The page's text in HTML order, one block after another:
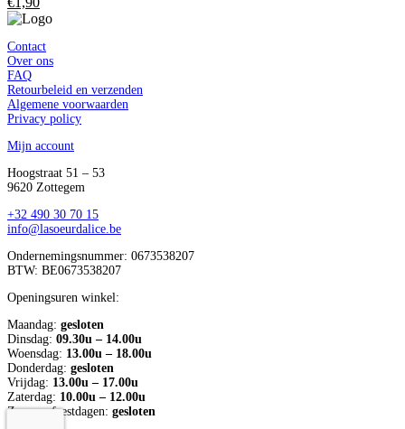
Contact
Over ons
FAQ
Retourbeleid en verzenden
Algemene voorwaarden
Privacy policy
Mijn account
Hoogstraat 51 – 53
9620 Zottegem
‭+32 490 30 70 15‬
info@lasoeurdalice.be
Ondernemingsnummer: 0673538207
BTW: BE0673538207
Openingsuren winkel:
Maandag: gesloten
Dinsdag: 09.30u – 14.00u
Woensdag: 13.00u – 18.00u
Donderdag: gesloten
Vrijdag: 13.00u – 17.00u
Zaterdag: 10.00u – 12.00u
Zon- en feestdagen: gesloten